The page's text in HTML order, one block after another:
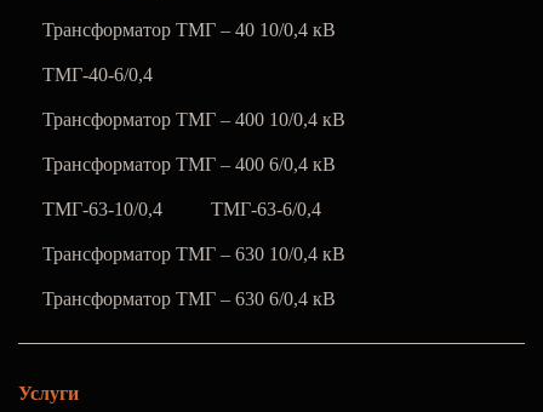
Трансформатор ТМГ – 40 10/0,4 кВ
ТМГ-40-6/0,4
Трансформатор ТМГ – 400 10/0,4 кВ
Трансформатор ТМГ – 400 6/0,4 кВ
ТМГ-63-10/0,4 ТМГ-63-6/0,4
Трансформатор ТМГ – 630 10/0,4 кВ
Трансформатор ТМГ – 630 6/0,4 кВ
Услуги